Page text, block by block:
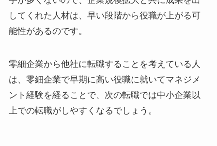
してくれた人材は、早い段階から役職が上がる可
能性があるのです。
零細企業から他社に転職することを考えている人
は、零細企業で早期に高い役職に就いてマネジメ
ント経験を経ることで、次の転職では中小企業以
上での転職がしやすくなるでしょう。